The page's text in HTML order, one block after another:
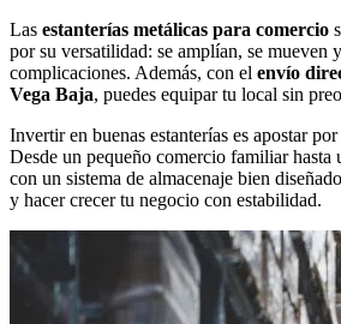
Las estanterías metálicas para comercio
por su versatilidad: se amplían, se mueven
complicaciones. Además, con el envío
Vega Baja, puedes equipar tu local sin
Invertir en buenas estanterías es apostar
Desde un pequeño comercio familiar hasta
con un sistema de almacenaje bien
y hacer crecer tu negocio con estabilidad.